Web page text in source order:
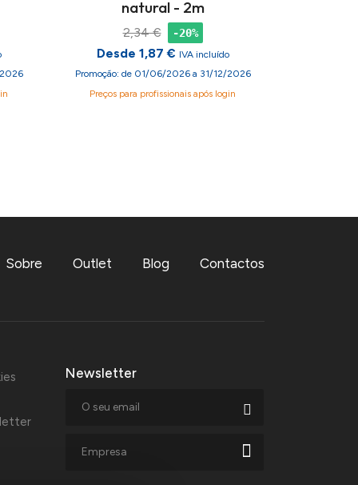
natural - 2m
2,34 € -20%
Desde 1,87 € IVA incluído
Promoção: de 01/06/2026 a 31/12/2026
Preços para profissionais após login
Sobre Outlet Blog Contactos
Newsletter